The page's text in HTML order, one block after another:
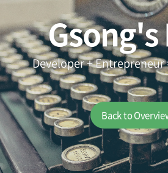
Gsong's
Developer +
Back to